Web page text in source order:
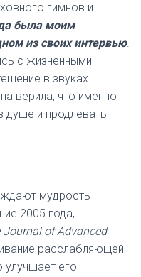
гимнов и
была моим
из своих интервью.
с жизненными
в звуках
верила, что именно
душе и продлевать
мудрость
2005 года,
Journal of Advanced
расслабляющей
улучшает его